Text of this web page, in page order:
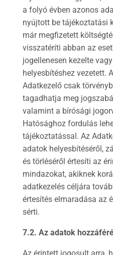
a folyó évben azonos
nyújtott be tájékoztatási
már megfizetett
visszatéríti abban az
jogellenesen kezelte
helyesbítéshez vezetett.
Adatkezelő csak
tagadhatja meg
valamint a bírósági
Hatósághoz fordulás
tájékoztatással. Az
adatok helyesbítéséről,
és törléséről értesíti az
mindazokat, akiknek
adatkezelés céljára
értesítés elmaradása az
sérti.
7.2. Az adatok